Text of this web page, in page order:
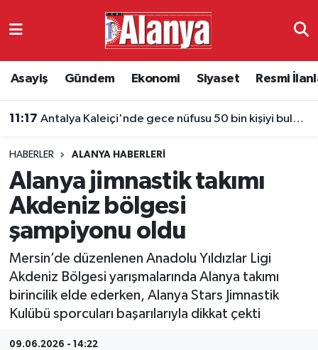
Asayiş Gündem Ekonomi Siyaset Resmi
11:17 Antalya Kaleiçi'nde gece nüfusu 50 bin kişiyi buluyor
HABERLER ALANYA HABERLERI
Alanya jimnastik takımı
Akdeniz bölgesi
şampiyonu oldu
Mersin’de düzenlenen Anadolu Yıldızlar Ligi
Akdeniz Bölgesi yarışmalarında Alanya takımı
birincilik elde ederken, Alanya Stars Jimnastik
Kulübü sporcuları başarılarıyla dikkat çekti
09.06.2026 - 14:22
Ekonomi
Resmi İlanlar
Alanyaspor
Turizm
E-Gazete
Antalya Namaz Vakitleri
Süper Lig Puan Durumu ve Fikstür
Tüm Manşetler
Son Dakika Haberleri
Haber Arşivi